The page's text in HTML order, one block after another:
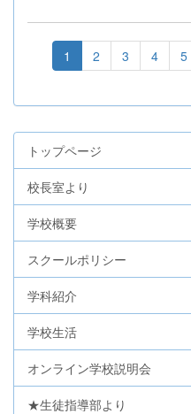
1 2 3 4 5
トップページ
校長室より
学校概要
スクールポリシー
学科紹介
学校生活
オンライン学校説明会
★生徒指導部より